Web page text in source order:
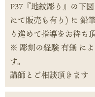
P37『地紋彫り』の下
にて販売も有り) に 鉛
り進めて指導をお待ち
※ 彫刻の経験 有無 に
す。
講師とご相談頂きます